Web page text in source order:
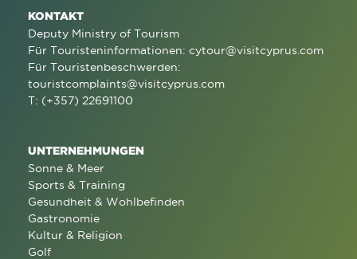
KONTAKT
Deputy Ministry of Tourism
Für Touristeninformationen: cytour@visitcyprus.com
Für Touristenbeschwerden:
touristcomplaints@visitcyprus.com
T: (+357) 22691100
UNTERNEHMUNGEN
Sonne & Meer
Sports & Training
Gesundheit & Wohlbefinden
Gastronomie
Kultur & Religion
Golf